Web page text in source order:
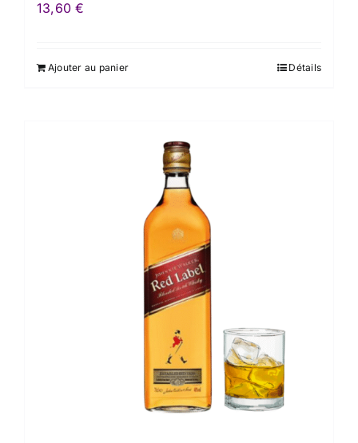
13,60€
Ajouter au panier Détails